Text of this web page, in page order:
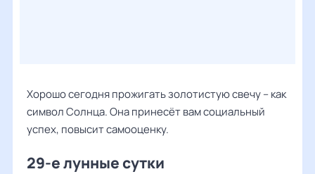
Хорошо сегодня прожигать золотистую свечу – как
символ Солнца. Она принесёт вам социальный
успех, повысит самооценку.
29-е лунные сутки